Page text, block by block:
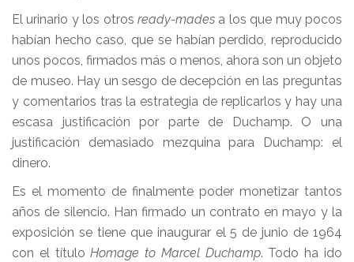
El urinario y los otros ready-mades a los que muy pocos
habían hecho caso, que se habían perdido, reproducido
unos pocos, firmados más o menos, ahora son un objeto
de museo. Hay un sesgo de decepción en las preguntas
y comentarios tras la estrategia de replicarlos y hay una
escasa justificación por parte de Duchamp. O una
justificación demasiado mezquina para Duchamp: el
dinero.
Es el momento de finalmente poder monetizar tantos
años de silencio. Han firmado un contrato en mayo y la
exposición se tiene que inaugurar el 5 de junio de 1964
con el títuloHomage to Marcel Duchamp. Todo ha ido